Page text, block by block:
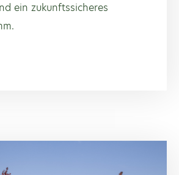
ein zukunftssicheres